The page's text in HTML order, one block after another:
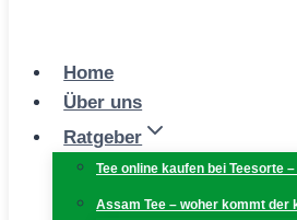
Home
Über uns
Ratgeber
Tee online kaufen bei Teesorte
Assam Tee – woher kommt der